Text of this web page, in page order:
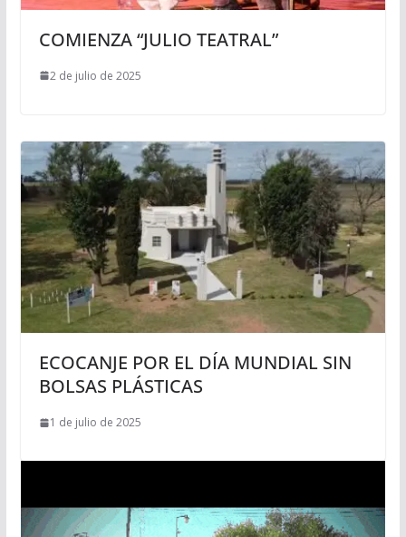
COMIENZA “JULIO TEATRAL”
2 de julio de 2025
ECOCANJE POR EL DÍA MUNDIAL SIN
BOLSAS PLÁSTICAS
1 de julio de 2025